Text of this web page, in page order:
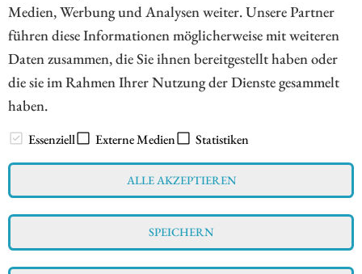
Medien, Werbung und Analysen weiter. Unsere Partner
führen diese Informationen möglicherweise mit weiteren
Daten zusammen, die Sie ihnen bereitgestellt haben oder
die sie im Rahmen Ihrer Nutzung der Dienste gesammelt
haben.
Essenziell Externe Medien Statistiken
ALLE AKZEPTIEREN
SPEICHERN
ZUM KOMMENTAR
zu ESG bewussten Unternehmen aus allen Teilen der Welt
Impressum
Datenschutz
Interessenskonflikt & Risikohinweis
Nutzungsbedingungen